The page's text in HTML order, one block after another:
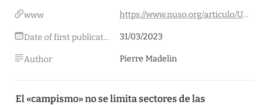
www https://www.nuso.org/articulo/Ucrania-izquierda-decolonialismo/
Date of first publication 31/03/2023
Author Pierre Madelin
El «campismo» no se limita sectores de las